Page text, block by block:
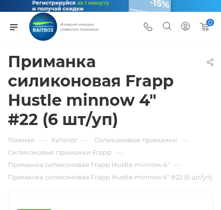
Интернет-магазин
уловистых приманок
0
Приманка
силиконовая Frapp
Hustle minnow 4"
#22 (6 шт/уп)
Главная — Каталог — Силиконовые приманки —
Силиконовые приманки Frapp —
Приманка силиконовая Frapp Hustle minnow 4" —
Приманка силиконовая Frapp Hustle minnow 4" #22 (6 шт/уп)